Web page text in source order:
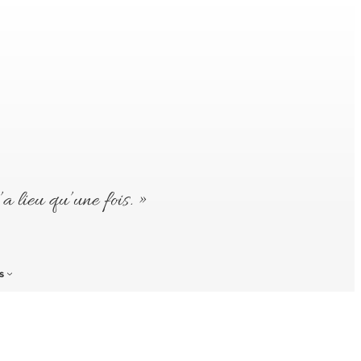
lieu qu’une fois. »